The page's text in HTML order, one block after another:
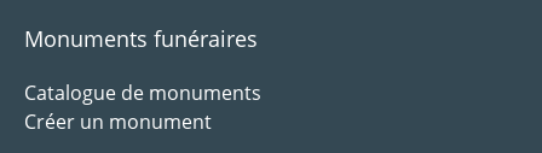
Monuments funéraires
Catalogue de monuments
Créer un monument